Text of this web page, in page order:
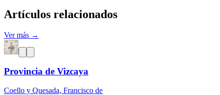
Artículos relacionados
Ver más →
Provincia de Vizcaya
Coello y Quesada, Francisco de